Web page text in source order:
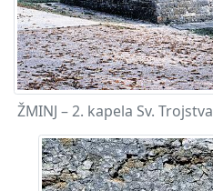
ŽMINJ – 2. kapela Sv. Trojstva